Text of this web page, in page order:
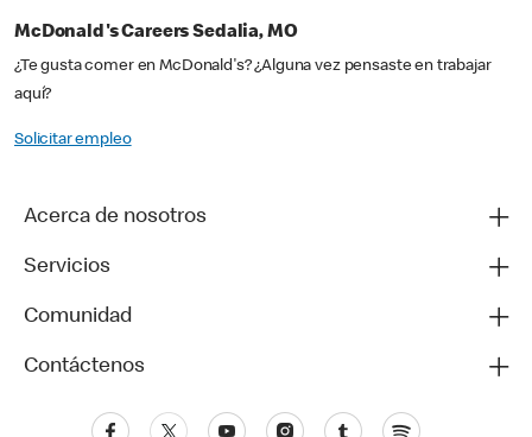
McDonald's Careers Sedalia, MO
¿Te gusta comer en McDonald's? ¿Alguna vez pensaste en trabajar
aquí?
Solicitar empleo
Acerca de nosotros
Servicios
Comunidad
Contáctenos